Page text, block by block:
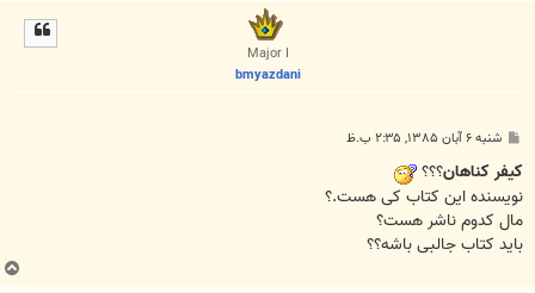
Major I
bmyazdani
ت
شنبه ۶ آبان ۱۳۸۵, ۲:۳۵ ب.ظ
کیفر کناهان؟؟؟
نویسنده این کتاب کی هست.؟
مال کدوم ناشر هست؟
باید کتاب جالبی باشه؟؟